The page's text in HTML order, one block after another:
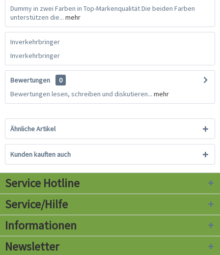
Dummy in zwei Farben in Top-Markenqualität Die beiden Farben
unterstützen die... mehr
Inverkehrbringer
Inverkehrbringer
Bewertungen
0
Bewertungen lesen, schreiben und diskutieren... mehr
Ähnliche Artikel
Kunden kauften auch
Service Hotline
Service/Hilfe
Informationen
Newsletter